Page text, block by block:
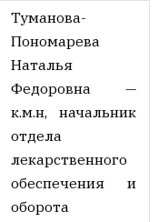
Туманова-
Пономарева
Наталья
Федоровна —
к.м.н, начальник
отдела
лекарственного
обеспечения и
оборота